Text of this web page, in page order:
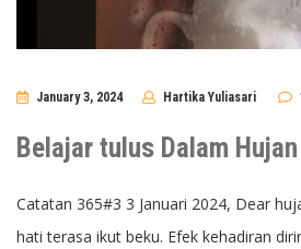
January 3, 2024 Hartika Yuliasari
Belajar tulus Dalam
Catatan 365#3 3 Januari 2024, Dear
hati terasa ikut beku. Efek kehadiran